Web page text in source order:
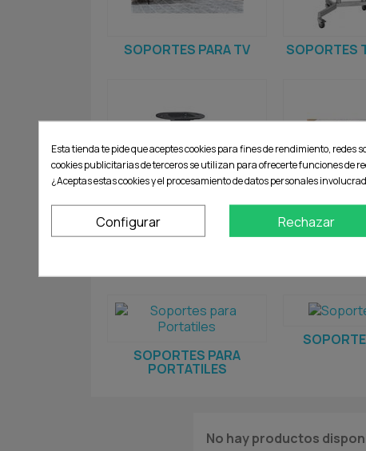
SOPORTES PARA TV SOPORTES
SOPORTES PARA
PORTATILES
No hay productos
Esta tienda te pide que aceptes cookies para fines de rendimiento, redes
cookies publicitarias de terceros se utilizan para ofrecerte funciones de
¿Aceptas estas cookies y el procesamiento de datos personales
Configurar Rechazar